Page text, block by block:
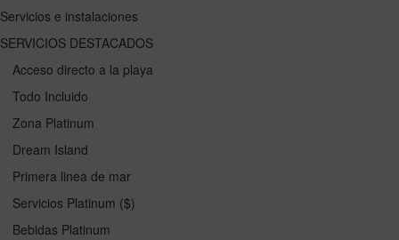
Servicios e instalaciones
SERVICIOS DESTACADOS
Acceso directo a la playa
Todo Incluido
Zona Platinum
Dream Island
Primera linea de mar
Servicios Platinum ($)
Bebidas Platinum